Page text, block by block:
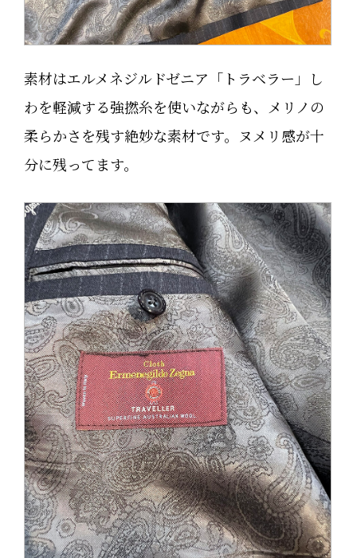
素材はエルメネジルドゼニア「トラベラー」し
わを軽減する強撚糸を使いながらも、メリノの
柔らかさを残す絶妙な素材です。ヌメリ感が十
分に残ってます。